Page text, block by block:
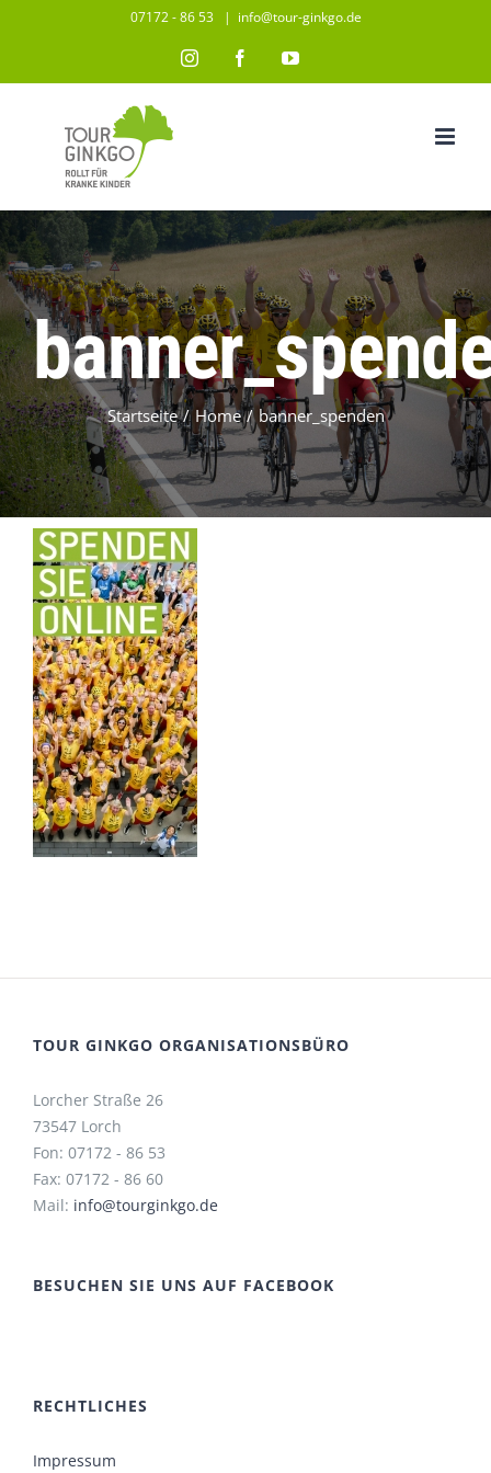
07172 - 86 53 | info@tour-ginkgo.de
InstagramFacebookYouTube
Startseite / Home / banner_spenden
TOUR GINKGO ORGANISATIONSBÜRO
Lorcher Straße 26
73547 Lorch
Fon: 07172 - 86 53
Fax: 07172 - 86 60
Mail: info@tourginkgo.de
BESUCHEN SIE UNS AUF FACEBOOK
RECHTLICHES
Impressum